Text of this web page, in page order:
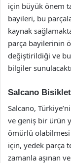
için büyük önem
bayileri, bu
kaynak
parça bayilerinin
değiştirildiği ve
bilgiler
Salcano Bisiklet
Salcano,
ve geniş bir ürün
ömürlü
için, yedek parça
zamanla aşınan